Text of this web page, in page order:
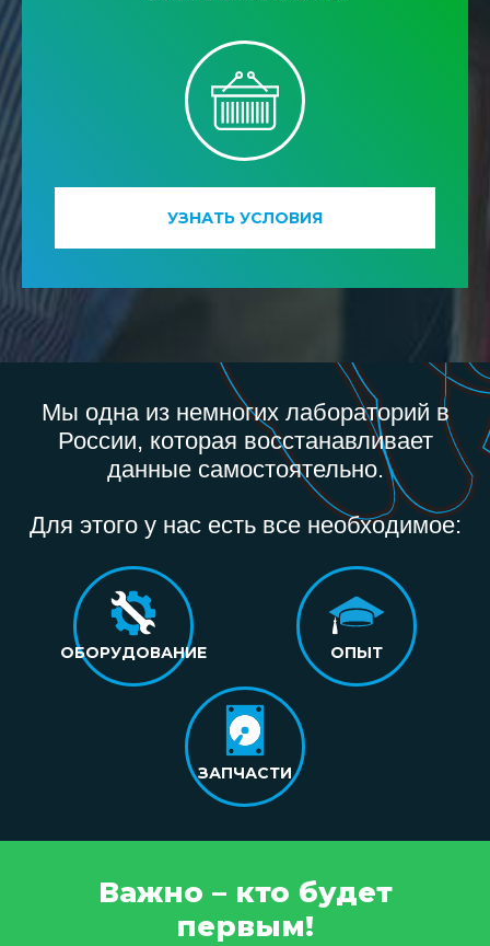
УЗНАТЬ УСЛОВИЯ
Мы одна из немногих лабораторий в
России, которая восстанавливает
данные самостоятельно.
Для этого у нас есть все необходимое:
ОБОРУДОВАНИЕ ОПЫТ
ЗАПЧАСТИ
Важно – кто будет
первым!